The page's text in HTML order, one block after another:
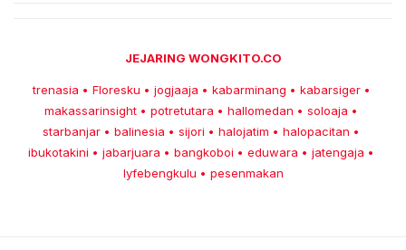
JEJARING WONGKITO.CO
trenasia • Floresku • jogjaaja • kabarminang • kabarsiger •
makassarinsight • potretutara • hallomedan • soloaja •
starbanjar • balinesia • sijori • halojatim • halopacitan •
ibukotakini • jabarjuara • bangkoboi • eduwara • jatengaja •
lyfebengkulu • pesenmakan